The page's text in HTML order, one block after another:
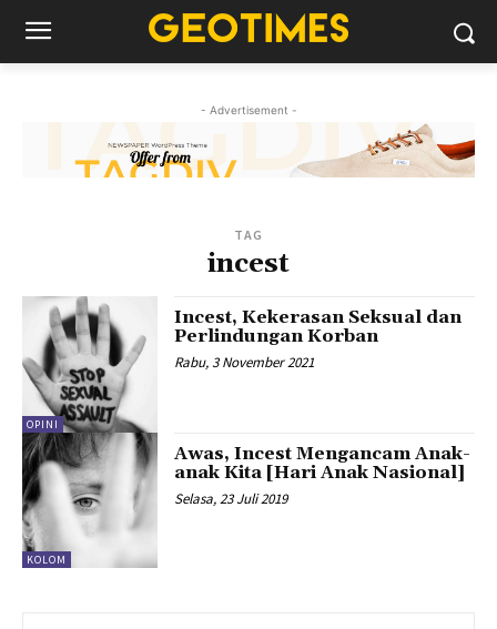
- Advertisement -
TAG
incest
OPINI
Incest, Kekerasan Seksual dan
Perlindungan Korban
Rabu, 3 November 2021
KOLOM
Awas, Incest Mengancam Anak-
anak Kita [Hari Anak Nasional]
Selasa, 23 Juli 2019